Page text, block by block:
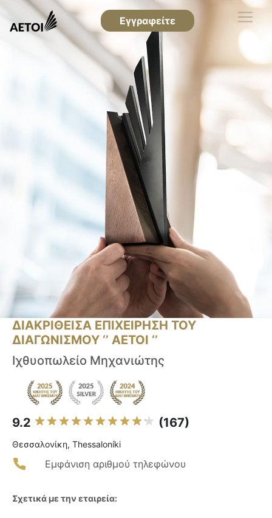
Εγγραφείτε
ΔΙΑΚΡΙΘΕΙΣΑ ΕΠΙΧΕΙΡΗΣΗ ΤΟΥ
ΔΙΑΓΩΝΙΣΜΟΥ ‘’ ΑΕΤΟΙ ‘’
Ιχθυοπωλείο Μηχανιώτης
9.2 (167)
Θεσσαλονίκη, Thessaloníki
Εμφάνιση αριθμού τηλεφώνου
Σχετικά με την εταιρεία: